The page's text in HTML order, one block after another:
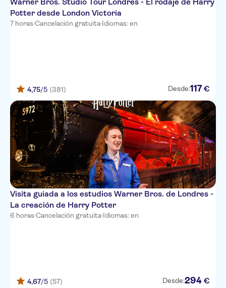
Potter desde London Victoria
7 horas·Cancelación gratuita·Idiomas: en
4,75/5 (381) Desde:117 €
Visita guiada a los estudios Warner Bros. de Londres -
La creación de Harry Potter
6 horas·Cancelación gratuita·Idiomas: en
4,67/5 (57) Desde:294 €